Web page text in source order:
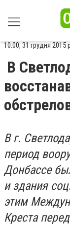
10:00, 31 грудня 2015
В
В г.
период
Донбассе
и здания
этим
Креста